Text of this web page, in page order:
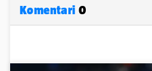
Komentari 0